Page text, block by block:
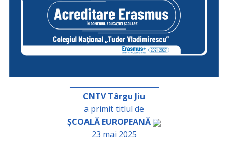
CNTV Târgu Jiu
a primit titlul de
ȘCOALĂ EUROPEANĂ
23 mai 2025